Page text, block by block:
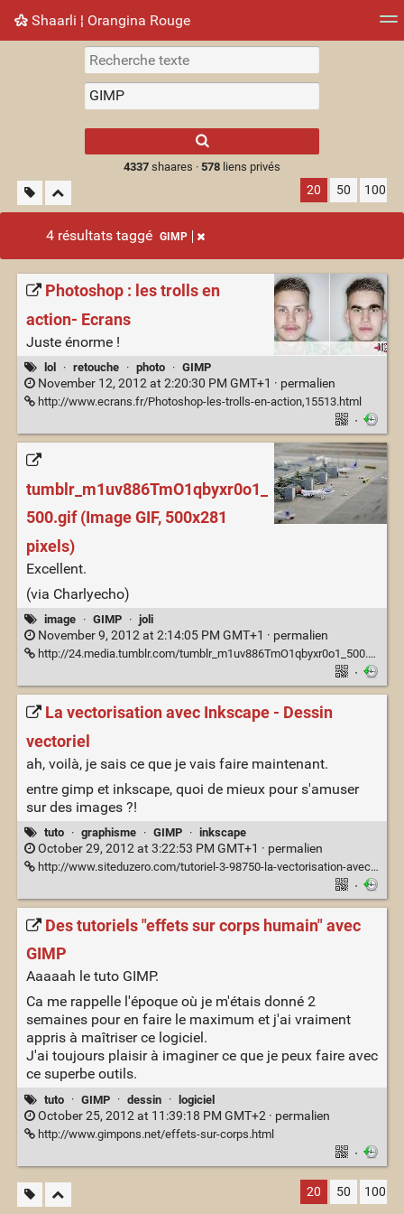
Shaarli ¦ Orangina Rouge
Nuage de tags Mur d'images
results.
4337shaares · 578liens privés
20 50 100
4 résultats taggé GIMP
Photoshop : les trolls en
action- Ecrans
Juste énorme !
lol · retouche · photo · GIMP
November 12, 2012 at 2:20:30 PM GMT+1 · permalien
http://www.ecrans.fr/Photoshop-les-trolls-en-action,15513.html
·
tumblr_m1uv886TmO1qbyxr0o1_
500.gif (Image GIF, 500x281
pixels)
Excellent.
(via Charlyecho)
image · GIMP · joli
November 9, 2012 at 2:14:05 PM GMT+1 · permalien
http://24.media.tumblr.com/tumblr_m1uv886TmO1qbyxr0o1_500.gif
·
La vectorisation avec Inkscape - Dessin
vectoriel
ah, voilà, je sais ce que je vais faire maintenant.
entre gimp et inkscape, quoi de mieux pour s'amuser
sur des images ?!
tuto · graphisme · GIMP · inkscape
October 29, 2012 at 3:22:53 PM GMT+1 · permalien
http://www.siteduzero.com/tutoriel-3-98750-la-vectorisation-avec-inkscape.html
·
Des tutoriels "effets sur corps humain" avec
GIMP
Aaaaah le tuto GIMP.
Ca me rappelle l'époque où je m'étais donné 2
semaines pour en faire le maximum et j'ai vraiment
appris à maîtriser ce logiciel.
J'ai toujours plaisir à imaginer ce que je peux faire avec
ce superbe outils.
tuto · GIMP · dessin · logiciel
October 25, 2012 at 11:39:18 PM GMT+2 · permalien
http://www.gimpons.net/effets-sur-corps.html
·
20 50 100